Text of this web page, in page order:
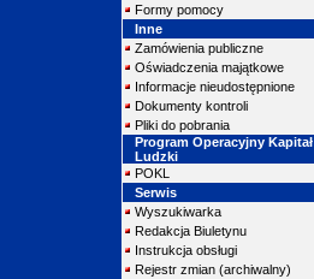
Formy pomocy
Inne
Zamówienia publiczne
Oświadczenia majątkowe
Informacje nieudostępnione
Dokumenty kontroli
Pliki do pobrania
Program Operacyjny Kapitał
Ludzki
POKL
Serwis
Wyszukiwarka
Redakcja Biuletynu
Instrukcja obsługi
Rejestr zmian (archiwalny)